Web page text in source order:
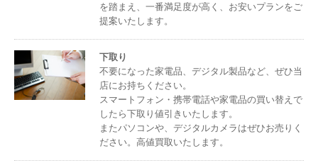
を踏まえ、一番満足度が高く、お安いプランをご
提案いたします。
下取り
不要になった家電品、デジタル製品など、ぜひ当
店にお持ちください。
スマートフォン・携帯電話や家電品の買い替えで
したら下取り値引きいたします。
またパソコンや、デジタルカメラはぜひお売りく
ださい。高値買取いたします。